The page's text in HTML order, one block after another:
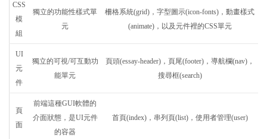
CSS
模
組
獨立的功能性樣式單
元
柵格系統(grid)，字型圖示(icon-fonts)，動畫樣式
(animate)，以及元件裡的CSS單元
UI
元
件
獨立的可視/可互動功
能單元
頁頭(essay-header)，頁尾(footer)，導航欄(nav)，
搜尋框(search)
頁
面
前端這種GUI軟體的
介面狀態，是UI元件
的容器
首頁(index)，串列頁(list)，使用者管理(user)